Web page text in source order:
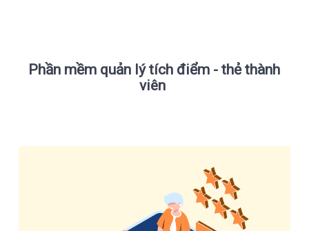
Phần mềm quản lý tích điểm - thẻ thành
viên